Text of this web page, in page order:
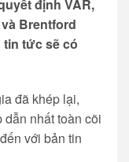
định VAR,
Brentford
tức sẽ có
đã khép lại,
nhất toàn cõi
đến với bản tin